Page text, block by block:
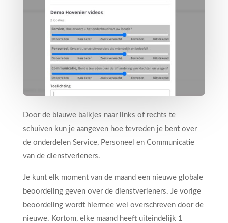
Door de blauwe balkjes naar links of rechts te
schuiven kun je aangeven hoe tevreden je bent over
de onderdelen Service, Personeel en Communicatie
van de dienstverleners.
Je kunt elk moment van de maand een nieuwe globale
beoordeling geven over de dienstverleners. Je vorige
beoordeling wordt hiermee wel overschreven door de
nieuwe. Kortom, elke maand heeft uiteindelijk 1